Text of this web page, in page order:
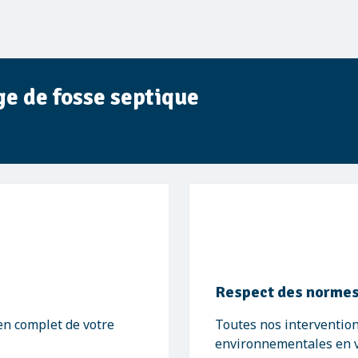
de fosse septique
complet de votre
Respect des
Toutes nos
environnementales en